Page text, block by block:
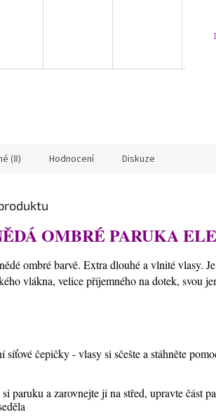
(8) Hodnocení Diskuze
OMBRÉ PARUKA
ombré barvě. Extra dlouhé a vlnité vlasy.
vlákna, velice příjemného na dotek, svou
síťové čepičky - vlasy si sčešte a stáhněte
si paruku a zarovnejte ji na střed, upravte část